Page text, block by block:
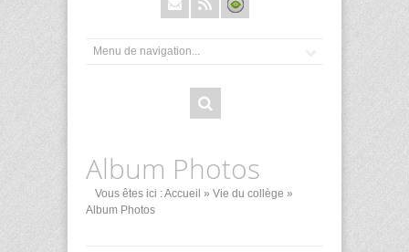
Album Photos
Vous êtes ici :Accueil » Vie du collège »
Album Photos